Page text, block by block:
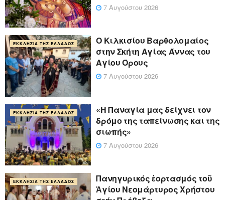
7 Αυγούστου 2026
ΕΚΚΛΗΣΊΑ ΤΗΣ ΕΛΛΆΔΟΣ
Ο Κιλκισίου Βαρθολομαίος
στην Σκήτη Αγίας Άννας του
Αγίου Όρους
7 Αυγούστου 2026
ΕΚΚΛΗΣΊΑ ΤΗΣ ΕΛΛΆΔΟΣ
«Η Παναγία μας δείχνει τον
δρόμο της ταπείνωσης και της
σιωπής»
7 Αυγούστου 2026
ΕΚΚΛΗΣΊΑ ΤΗΣ ΕΛΛΆΔΟΣ
Πανηγυρικός ἑορτασμός τοῦ
Ἁγίου Νεομάρτυρος Χρήστου